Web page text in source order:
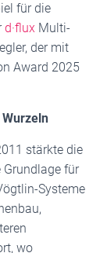
für die
d·flux Multi-
der mit
Award 2025
stärkte die
für
Systeme
wo